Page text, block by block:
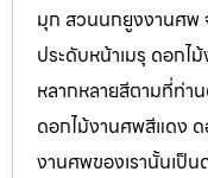
มุก สวนนกยูงงานศพ
ประดับหน้าเมรุ ดอกไ
หลากหลายสีตามที่ท่า
ดอกไม้งานศพสีแดง
งานศพของเรานั้นเป็น